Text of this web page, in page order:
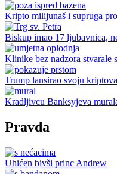
Kripto milijunaš i supruga
Biskup imao 17 ljubavnica,
Klinike bez nadzora stvarale
Trump lansirao svoju
Kradljivcu Banksyjeva
Pravda
Uhićen bivši princ Andrew